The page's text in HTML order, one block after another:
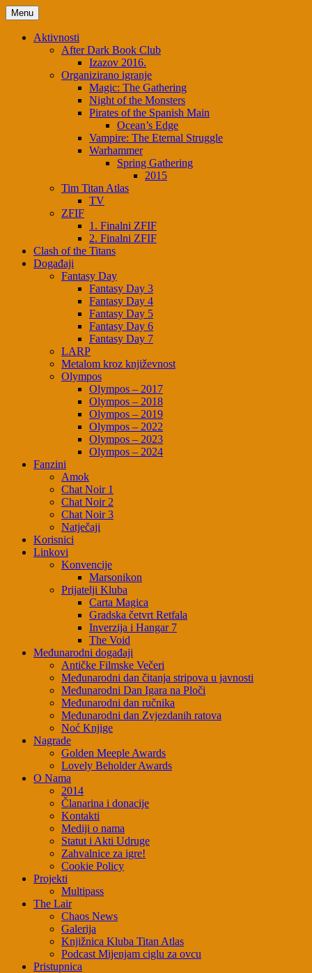
Skip
to
content
Menu
Aktivnosti
After Dark Book Club
Izazov 2016.
Organizirano igranje
Magic: The Gathering
Night of the Monsters
Pirates of the Spanish Main
Ocean’s Edge
Vampire: The Eternal Struggle
Warhammer
Spring Gathering
2015
Tim Titan Atlas
TV
ZFIF
1. Finalni ZFIF
2. Finalni ZFIF
Clash of the Titans
Događaji
Fantasy Day
Fantasy Day 3
Fantasy Day 4
Fantasy Day 5
Fantasy Day 6
Fantasy Day 7
LARP
Metalom kroz književnost
Olympos
Olympos – 2017
Olympos – 2018
Olympos – 2019
Olympos – 2022
Olympos – 2023
Olympos – 2024
Fanzini
Amok
Chat Noir 1
Chat Noir 2
Chat Noir 3
Natječaji
Korisnici
Linkovi
Konvencije
Marsonikon
Prijatelji Kluba
Carta Magica
Gradska četvrt Retfala
Inverzija i Hangar 7
The Void
Međunarodni događaji
Antičke Filmske Večeri
Međunarodni dan čitanja stripova u javnosti
Međunarodni Dan Igara na Ploči
Međunarodni dan ručnika
Međunarodni dan Zvjezdanih ratova
Noć Knjige
Nagrade
Golden Meeple Awards
Lovely Beholder Awards
O Nama
2014
Članarina i donacije
Kontakti
Mediji o nama
Statut i Akti Udruge
Zahvalnice za igre!
Cookie Policy
Projekti
Multipass
The Lair
Chaos News
Galerija
Knjižnica Kluba Titan Atlas
Podcast Mijenjam ciglu za ovcu
Pristupnica